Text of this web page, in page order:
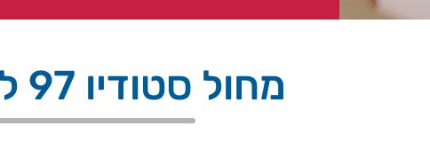
מחול סטודיו 97 להקת אינטנסיב - אינטנסיב גיל 13-15